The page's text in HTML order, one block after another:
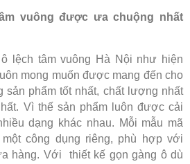
vuông được ưa chuộng nhất
lệch tâm vuông Hà Nội như hiện
mong muốn được mang đến cho
sản phẩm tốt nhất, chất lượng nhất
Vì thế sản phẩm luôn được cải
dạng khác nhau. Mỗi mẫu mã
công dụng riêng, phù hợp với
hàng. Với thiết kế gọn gàng ô dù